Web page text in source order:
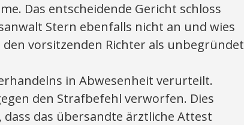
Das entscheidende Gericht schloss
Stern ebenfalls nicht an und wies
vorsitzenden Richter als unbegründet
in Abwesenheit verurteilt.
den Strafbefehl verworfen. Dies
das übersandte ärztliche Attest